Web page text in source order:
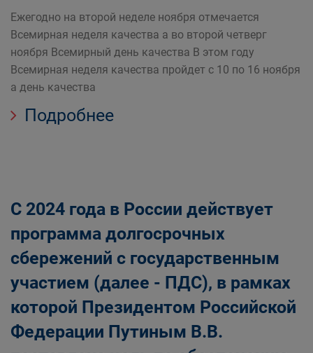
Ежегодно на второй неделе ноября отмечается
Всемирная неделя качества а во второй четверг
ноября Всемирный день качества В этом году
Всемирная неделя качества пройдет с 10 по 16 ноября
а день качества
Подробнее
С 2024 года в России действует
программа долгосрочных
сбережений с государственным
участием (далее - ПДС), в рамках
которой Президентом Российской
Федерации Путиным В.В.